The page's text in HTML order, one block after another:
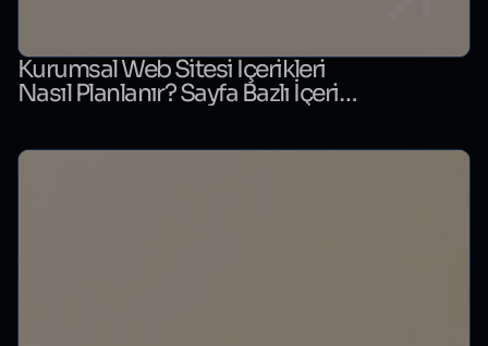
Kurumsal Web Sitesi İçerikleri
Nasıl Planlanır? Sayfa Bazlı İçerik